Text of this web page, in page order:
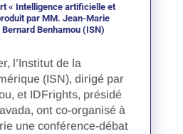
« Intelligence artificielle et
par MM. Jean-Marie
Benhamou (ISN)
l’Institut de la
(ISN), dirigé par
et IDFrights, présidé
ont co-organisé à
une conférence-débat